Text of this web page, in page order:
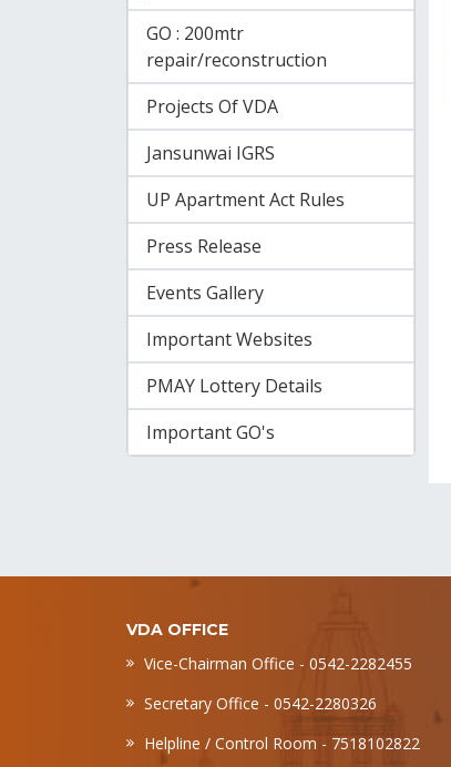
GO : 200mtr
repair/reconstruction
Projects Of VDA
Jansunwai IGRS
UP Apartment Act Rules
Press Release
Events Gallery
Important Websites
PMAY Lottery Details
Important GO's
VDA OFFICE
Vice-Chairman Office - 0542-2282455
Secretary Office - 0542-2280326
Helpline / Control Room - 7518102822